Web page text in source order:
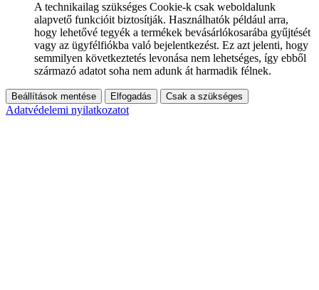
A technikailag szükséges Cookie-k csak weboldalunk
alapvető funkcióit biztosítják. Használhatók például arra,
hogy lehetővé tegyék a termékek bevásárlókosarába gyűjtését
vagy az ügyfélfiókba való bejelentkezést. Ez azt jelenti, hogy
semmilyen következtetés levonása nem lehetséges, így ebből
származó adatot soha nem adunk át harmadik félnek.
Beállítások mentése Elfogadás Csak a szükséges
Adatvédelemi nyilatkozatot